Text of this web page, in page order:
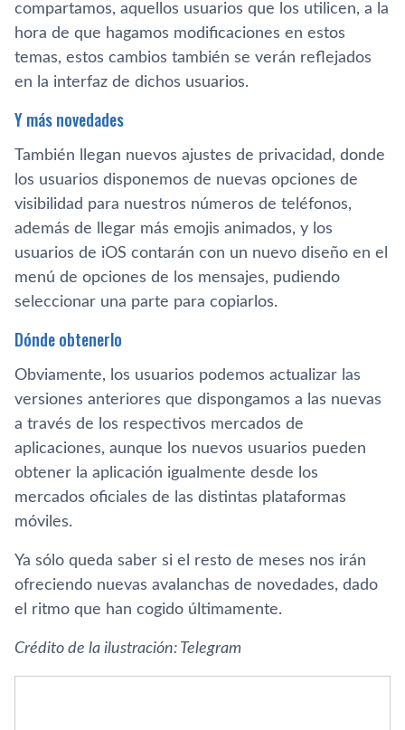
compartamos, aquellos usuarios que los utilicen, a la
hora de que hagamos modificaciones en estos
temas, estos cambios también se verán reflejados
en la interfaz de dichos usuarios.
Y más novedades
También llegan nuevos ajustes de privacidad, donde
los usuarios disponemos de nuevas opciones de
visibilidad para nuestros números de teléfonos,
además de llegar más emojis animados, y los
usuarios de iOS contarán con un nuevo diseño en el
menú de opciones de los mensajes, pudiendo
seleccionar una parte para copiarlos.
Dónde obtenerlo
Obviamente, los usuarios podemos actualizar las
versiones anteriores que dispongamos a las nuevas
a través de los respectivos mercados de
aplicaciones, aunque los nuevos usuarios pueden
obtener la aplicación igualmente desde los
mercados oficiales de las distintas plataformas
móviles.
Ya sólo queda saber si el resto de meses nos irán
ofreciendo nuevas avalanchas de novedades, dado
el ritmo que han cogido últimamente.
Crédito de la ilustración: Telegram